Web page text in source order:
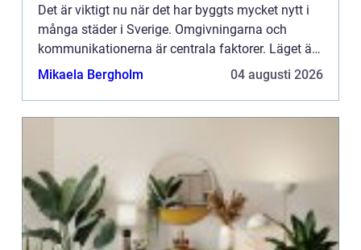
Det är viktigt nu när det har byggts mycket nytt i
många städer i Sverige. Omgivningarna och
kommunikationerna är centrala faktorer. Läget är
naturligtvis...
Mikaela Bergholm 04 augusti 2026